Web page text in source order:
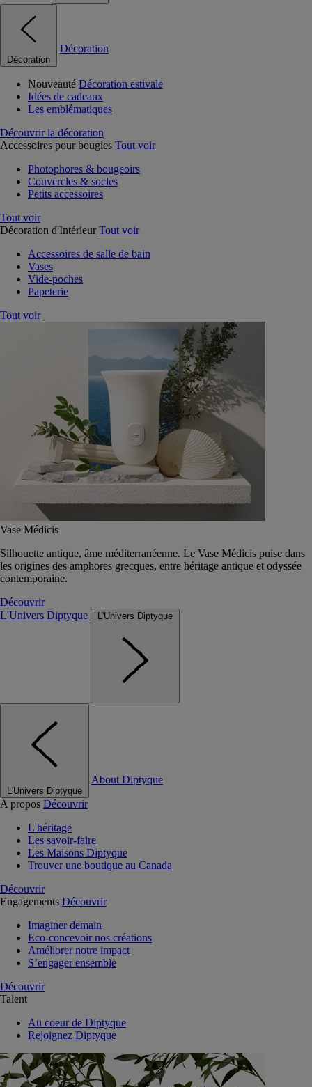
Décoration
Décoration
Nouveauté Décoration estivale
Idées de cadeaux
Les emblématiques
Découvrir la décoration
Accessoires pour bougies Tout voir
Photophores & bougeoirs
Couvercles & socles
Petits accessoires
Tout voir
Décoration d'Intérieur Tout voir
Accessoires de salle de bain
Vases
Vide-poches
Papeterie
Tout voir
Vase Médicis
Silhouette antique, âme méditerranéenne. Le Vase Médicis puise dans
les origines des amphores grecques, entre héritage antique et odyssée
contemporaine.
Découvrir
L'Univers Diptyque
L'Univers Diptyque
L'Univers Diptyque
About Diptyque
A propos Découvrir
L'héritage
Les savoir-faire
Les Maisons Diptyque
Trouver une boutique au Canada
Découvrir
Engagements Découvrir
Imaginer demain
Eco-concevoir nos créations
Améliorer notre impact
S’engager ensemble
Découvrir
Talent
Au coeur de Diptyque
Rejoignez Diptyque